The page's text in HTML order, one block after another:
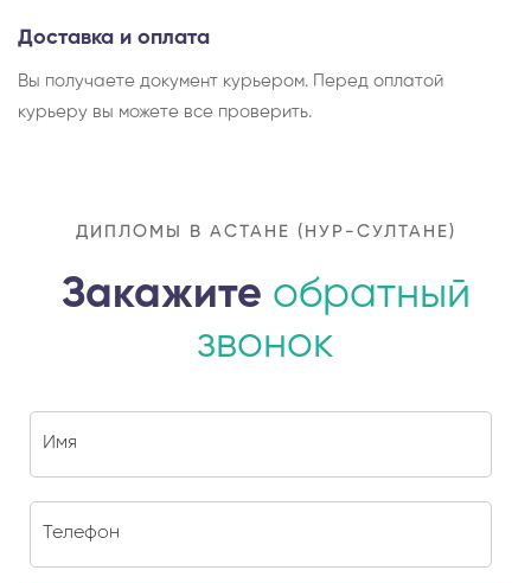
Доставка и оплата
Вы получаете документ курьером. Перед оплатой
курьеру вы можете все проверить.
ДИПЛОМЫ В АСТАНЕ (НУР-СУЛТАНЕ)
Закажите обратный
звонок